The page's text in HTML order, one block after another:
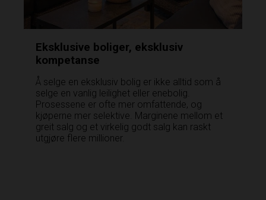
Eksklusive boliger, eksklusiv
kompetanse
Å selge en eksklusiv bolig er ikke alltid som å
selge en vanlig leilighet eller enebolig.
Prosessene er ofte mer omfattende, og
kjøperne mer selektive. Marginene mellom et
greit salg og et virkelig godt salg kan raskt
utgjøre flere millioner.